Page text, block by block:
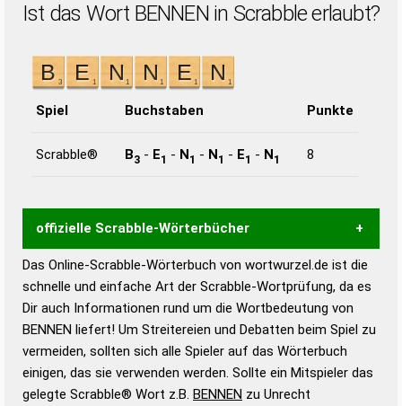
Ist das Wort BENNEN in Scrabble erlaubt?
Spiel Buchstaben Punkte
Scrabble® B3 - E1 - N1 - N1 - E1 - N1 8
offizielle Scrabble-Wörterbücher
Wortwurzel liefert mit Hilfe eines semantischen
Wortanalyse-Algorithmus gute Anhaltspunkte zu
Wortbedeutung, Worttrennung und Wortform, um die
Gültigkeit eines Wortes für das Scrabble-Spiel zu
bestimmen!
zugelassene Turnier Scrabble-
Wörterbücher sind:
Das Online-Scrabble-Wörterbuch von wortwurzel.de ist die
schnelle und einfache Art der Scrabble-Wortprüfung, da es
Dir auch Informationen rund um die Wortbedeutung von
BENNEN liefert! Um Streitereien und Debatten beim Spiel zu
vermeiden, sollten sich alle Spieler auf das Wörterbuch
einigen, das sie verwenden werden. Sollte ein Mitspieler das
gelegte Scrabble® Wort z.B. BENNEN zu Unrecht